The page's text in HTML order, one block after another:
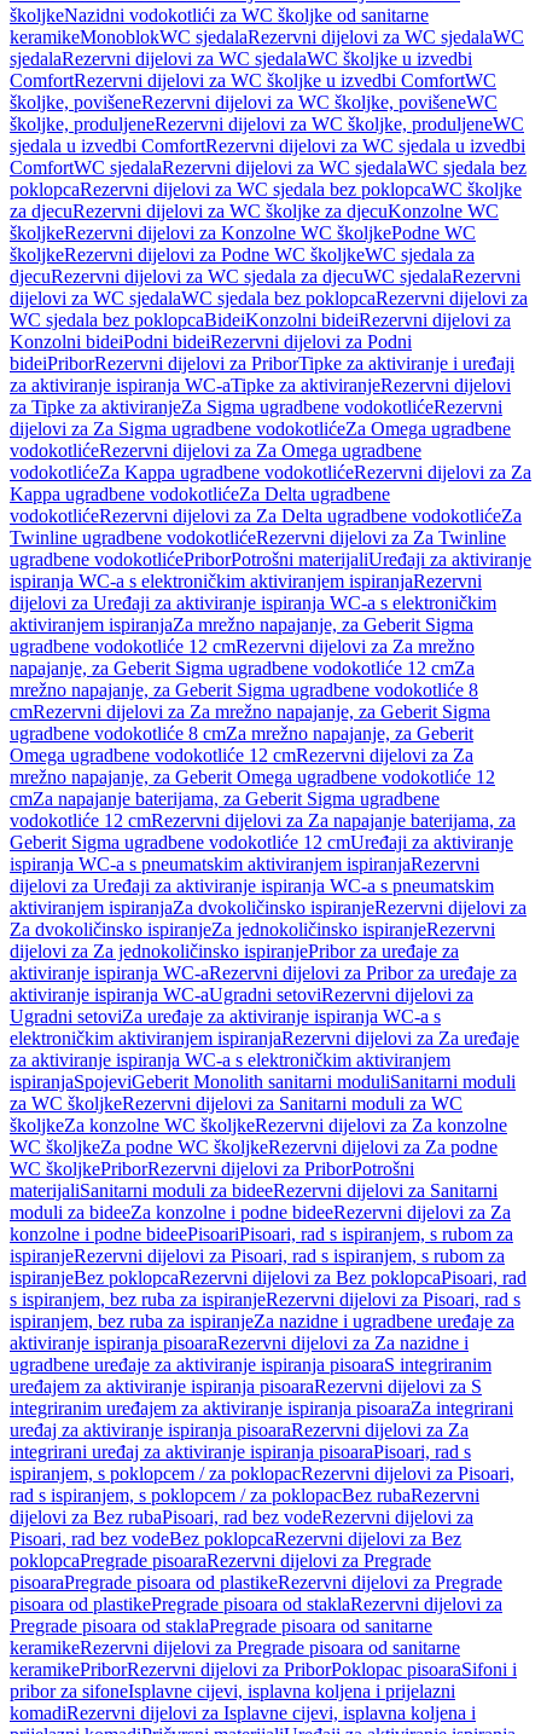
školjkeNazidni vodokotlići za WC školjke od sanitarne
keramikeMonoblokWC sjedalaRezervni dijelovi za WC sjedalaWC
sjedalaRezervni dijelovi za WC sjedalaWC školjke u izvedbi
ComfortRezervni dijelovi za WC školjke u izvedbi ComfortWC
školjke, povišeneRezervni dijelovi za WC školjke, povišeneWC
školjke, produljeneRezervni dijelovi za WC školjke, produljeneWC
sjedala u izvedbi ComfortRezervni dijelovi za WC sjedala u izvedbi
ComfortWC sjedalaRezervni dijelovi za WC sjedalaWC sjedala bez
poklopcaRezervni dijelovi za WC sjedala bez poklopcaWC školjke
za djecuRezervni dijelovi za WC školjke za djecuKonzolne WC
školjkeRezervni dijelovi za Konzolne WC školjkePodne WC
školjkeRezervni dijelovi za Podne WC školjkeWC sjedala za
djecuRezervni dijelovi za WC sjedala za djecuWC sjedalaRezervni
dijelovi za WC sjedalaWC sjedala bez poklopcaRezervni dijelovi za
WC sjedala bez poklopcaBideiKonzolni bideiRezervni dijelovi za
Konzolni bideiPodni bideiRezervni dijelovi za Podni
bideiPriborRezervni dijelovi za PriborTipke za aktiviranje i uređaji
za aktiviranje ispiranja WC-aTipke za aktiviranjeRezervni dijelovi
za Tipke za aktiviranjeZa Sigma ugradbene vodokotlićeRezervni
dijelovi za Za Sigma ugradbene vodokotlićeZa Omega ugradbene
vodokotlićeRezervni dijelovi za Za Omega ugradbene
vodokotlićeZa Kappa ugradbene vodokotlićeRezervni dijelovi za Za
Kappa ugradbene vodokotlićeZa Delta ugradbene
vodokotlićeRezervni dijelovi za Za Delta ugradbene vodokotlićeZa
Twinline ugradbene vodokotlićeRezervni dijelovi za Za Twinline
ugradbene vodokotlićePriborPotrošni materijaliUređaji za aktiviranje
ispiranja WC-a s elektroničkim aktiviranjem ispiranjaRezervni
dijelovi za Uređaji za aktiviranje ispiranja WC-a s elektroničkim
aktiviranjem ispiranjaZa mrežno napajanje, za Geberit Sigma
ugradbene vodokotliće 12 cmRezervni dijelovi za Za mrežno
napajanje, za Geberit Sigma ugradbene vodokotliće 12 cmZa
mrežno napajanje, za Geberit Sigma ugradbene vodokotliće 8
cmRezervni dijelovi za Za mrežno napajanje, za Geberit Sigma
ugradbene vodokotliće 8 cmZa mrežno napajanje, za Geberit
Omega ugradbene vodokotliće 12 cmRezervni dijelovi za Za
mrežno napajanje, za Geberit Omega ugradbene vodokotliće 12
cmZa napajanje baterijama, za Geberit Sigma ugradbene
vodokotliće 12 cmRezervni dijelovi za Za napajanje baterijama, za
Geberit Sigma ugradbene vodokotliće 12 cmUređaji za aktiviranje
ispiranja WC-a s pneumatskim aktiviranjem ispiranjaRezervni
dijelovi za Uređaji za aktiviranje ispiranja WC-a s pneumatskim
aktiviranjem ispiranjaZa dvokoličinsko ispiranjeRezervni dijelovi za
Za dvokoličinsko ispiranjeZa jednokoličinsko ispiranjeRezervni
dijelovi za Za jednokoličinsko ispiranjePribor za uređaje za
aktiviranje ispiranja WC-aRezervni dijelovi za Pribor za uređaje za
aktiviranje ispiranja WC-aUgradni setoviRezervni dijelovi za
Ugradni setoviZa uređaje za aktiviranje ispiranja WC-a s
elektroničkim aktiviranjem ispiranjaRezervni dijelovi za Za uređaje
za aktiviranje ispiranja WC-a s elektroničkim aktiviranjem
ispiranjaSpojeviGeberit Monolith sanitarni moduliSanitarni moduli
za WC školjkeRezervni dijelovi za Sanitarni moduli za WC
školjkeZa konzolne WC školjkeRezervni dijelovi za Za konzolne
WC školjkeZa podne WC školjkeRezervni dijelovi za Za podne
WC školjkePriborRezervni dijelovi za PriborPotrošni
materijaliSanitarni moduli za bideeRezervni dijelovi za Sanitarni
moduli za bideeZa konzolne i podne bideeRezervni dijelovi za Za
konzolne i podne bideePisoariPisoari, rad s ispiranjem, s rubom za
ispiranjeRezervni dijelovi za Pisoari, rad s ispiranjem, s rubom za
ispiranjeBez poklopcaRezervni dijelovi za Bez poklopcaPisoari, rad
s ispiranjem, bez ruba za ispiranjeRezervni dijelovi za Pisoari, rad s
ispiranjem, bez ruba za ispiranjeZa nazidne i ugradbene uređaje za
aktiviranje ispiranja pisoaraRezervni dijelovi za Za nazidne i
ugradbene uređaje za aktiviranje ispiranja pisoaraS integriranim
uređajem za aktiviranje ispiranja pisoaraRezervni dijelovi za S
integriranim uređajem za aktiviranje ispiranja pisoaraZa integrirani
uređaj za aktiviranje ispiranja pisoaraRezervni dijelovi za Za
integrirani uređaj za aktiviranje ispiranja pisoaraPisoari, rad s
ispiranjem, s poklopcem / za poklopacRezervni dijelovi za Pisoari,
rad s ispiranjem, s poklopcem / za poklopacBez rubaRezervni
dijelovi za Bez rubaPisoari, rad bez vodeRezervni dijelovi za
Pisoari, rad bez vodeBez poklopcaRezervni dijelovi za Bez
poklopcaPregrade pisoaraRezervni dijelovi za Pregrade
pisoaraPregrade pisoara od plastikeRezervni dijelovi za Pregrade
pisoara od plastikePregrade pisoara od staklaRezervni dijelovi za
Pregrade pisoara od staklaPregrade pisoara od sanitarne
keramikeRezervni dijelovi za Pregrade pisoara od sanitarne
keramikePriborRezervni dijelovi za PriborPoklopac pisoaraSifoni i
pribor za sifoneIsplavne cijevi, isplavna koljena i prijelazni
komadiRezervni dijelovi za Isplavne cijevi, isplavna koljena i